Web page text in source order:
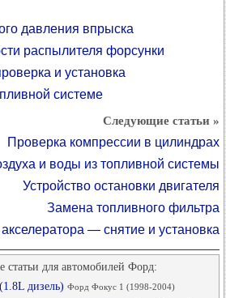
давления впрыска
распылителя форсунки
и установка
системе
Следующие статьи »
Проверка компрессии в цилиндрах
и воды из топливной системы
Устройство остановки двигателя
Замена топливного фильтра
— снятие и установка
статьи для автомобилей Форд:
дизель) Форд Фокус 1 (1998-2004)